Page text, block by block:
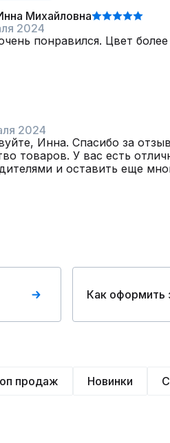
Михайловна
2024
понравился. Цвет
2024
Инна. Спасибо за
товаров. У вас есть
и оставить еще
Как оформить
продаж Новинки